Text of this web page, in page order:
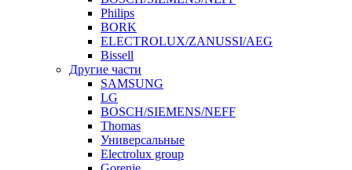
Philips
BORK
ELECTROLUX/ZANUSSI/AEG
Bissell
Другие части
SAMSUNG
LG
BOSCH/SIEMENS/NEFF
Thomas
Универсальные
Electrolux group